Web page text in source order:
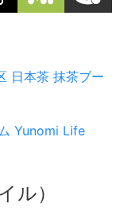
日本茶 抹茶ブー
Yunomi Life
ル）